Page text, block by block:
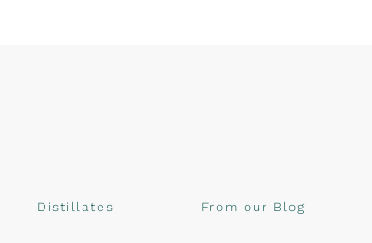
Distillates From our Blog